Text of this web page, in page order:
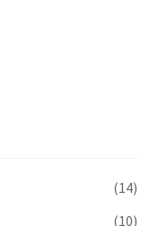
(14)
(10)